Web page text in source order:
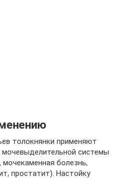
толокнянки применяют
мочевыделительной системы
мочекаменная болезнь,
простатит). Настойку